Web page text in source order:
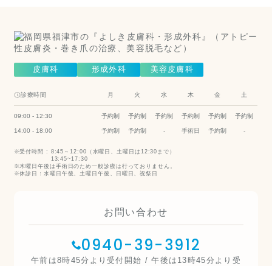
皮膚科 形成外科 美容皮膚科
診療時間 月 火 水 木 金 土
09:00 - 12:30 予約制 予約制 予約制 予約制 予約制 予約制
14:00 - 18:00 予約制 予約制 - 手術日 予約制 -
受付時間 : 8:45～12:00（水曜日、土曜日は12:30まで）
13:45~17:30
木曜日午後は手術日のため一般診療は行っておりません。
休診日：水曜日午後、土曜日午後、日曜日、祝祭日
お問い合わせ
0940-39-3912
午前は8時45分より受付開始 / 午後は13時45分より受